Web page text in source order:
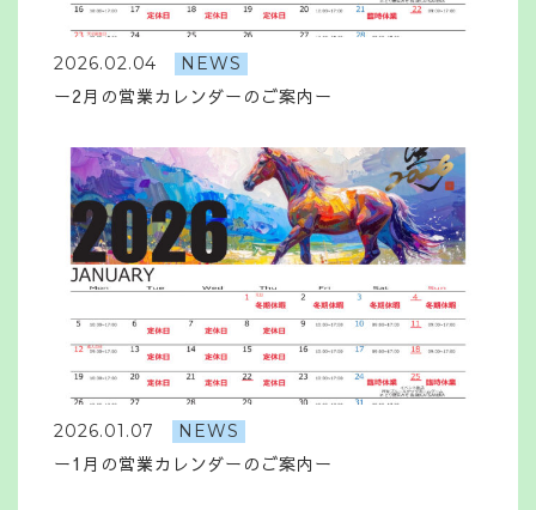
2026.02.04 NEWS
ー2月の営業カレンダーのご案内ー
2026.01.07 NEWS
ー1月の営業カレンダーのご案内ー